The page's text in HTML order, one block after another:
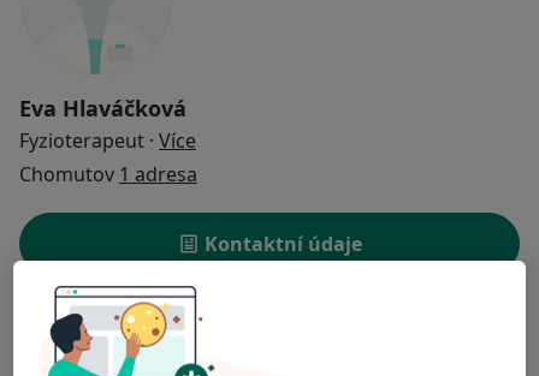
Eva Hlaváčková
Fyzioterapeut · Více
Chomutov 1 adresa
Kontaktní údaje
Rezervovat termín